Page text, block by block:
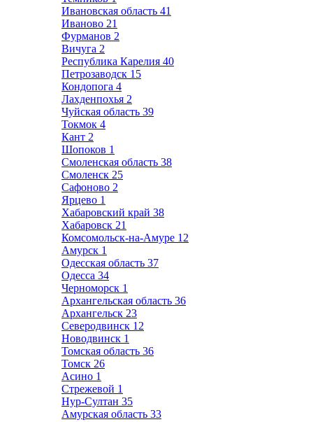
Ивановская область 41
Иваново 21
Фурманов 2
Вичуга 2
Республика Карелия 40
Петрозаводск 15
Кондопога 4
Лахденпохья 2
Чуйская область 39
Токмок 4
Кант 2
Шопоков 1
Смоленская область 38
Смоленск 25
Сафоново 2
Ярцево 1
Хабаровский край 38
Хабаровск 21
Комсомольск-на-Амуре 12
Амурск 1
Одесская область 37
Одесса 34
Черноморск 1
Архангельская область 36
Архангельск 23
Северодвинск 12
Новодвинск 1
Томская область 36
Томск 26
Асино 1
Стрежевой 1
Нур-Султан 35
Амурская область 33